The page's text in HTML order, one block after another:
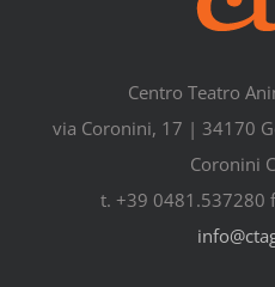
Centro Teatro
via Coronini, 17 | 34170
Coronini
t. +39 0481.537280